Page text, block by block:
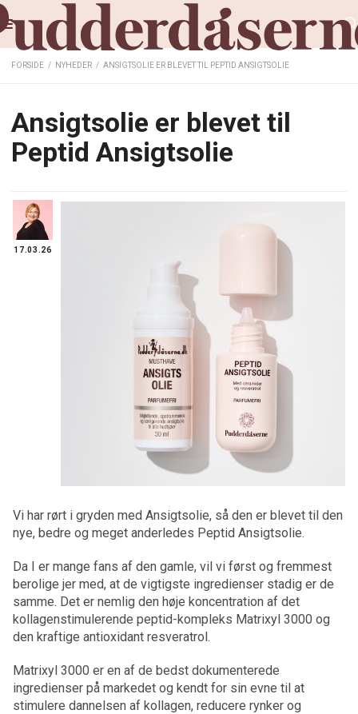
FORSIDE / NYHEDER / ANSIGTSOLIE ER BLEVET TIL PEPTID ANSIGTSOLIE
Ansigtsolie er blevet til
Peptid Ansigtsolie
17.03.26
Vi har rørt i gryden med Ansigtsolie, så den er blevet til den
nye, bedre og meget anderledes Peptid Ansigtsolie.
Da I er mange fans af den gamle, vil vi først og fremmest
berolige jer med, at de vigtigste ingredienser stadig er de
samme. Det er nemlig den høje koncentration af det
kollagenstimulerende peptid-kompleks Matrixyl 3000 og
den kraftige antioxidant resveratrol.
Matrixyl 3000 er en af de bedst dokumenterede
ingredienser på markedet og kendt for sin evne til at
stimulere dannelsen af kollagen, reducere rynker og